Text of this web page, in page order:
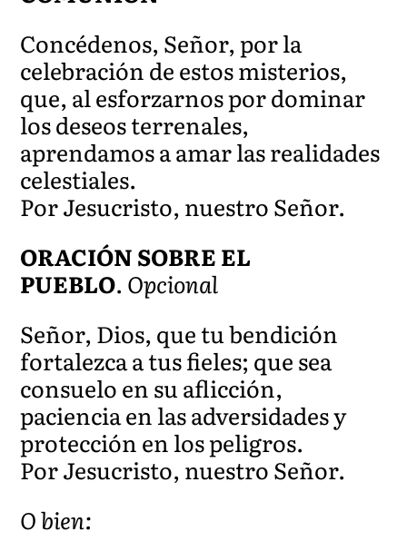
Concédenos, Señor, por la
celebración de estos misterios,
que, al esforzarnos por dominar
los deseos terrenales,
aprendamos a amar las realidades
celestiales.
Por Jesucristo, nuestro Señor.
ORACIÓN SOBRE EL
PUEBLO. Opcional
Señor, Dios, que tu bendición
fortalezca a tus fieles; que sea
consuelo en su aflicción,
paciencia en las adversidades y
protección en los peligros.
Por Jesucristo, nuestro Señor.
O bien: